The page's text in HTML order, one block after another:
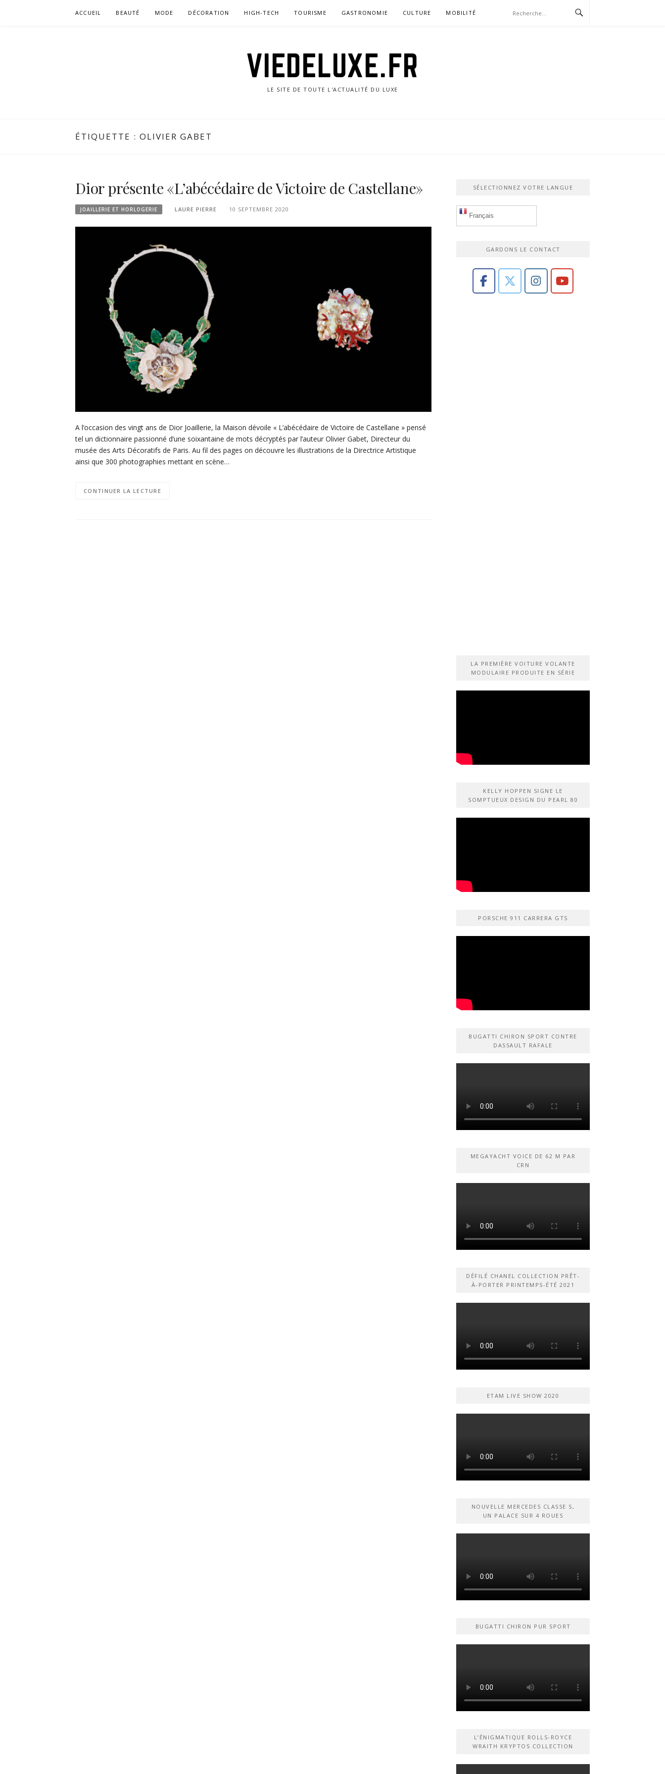
ACCUEIL BEAUTÉ MODE DÉCORATION HIGH-TECH TOURISME GASTRONOMIE CULTURE MOBILITÉ
VIEDELUXE.FR
LE SITE DE TOUTE L'ACTUALITÉ DU LUXE
ÉTIQUETTE : OLIVIER GABET
Dior présente «L’abécédaire de Victoire de Castellane»
JOAILLERIE ET HORLOGERIE LAURE PIERRE 10 SEPTEMBRE 2020
A l’occasion des vingt ans de Dior Joaillerie, la Maison dévoile « L’abécédaire de Victoire de Castellane » pensé
tel un dictionnaire passionné d’une soixantaine de mots décryptés par l’auteur Olivier Gabet, Directeur du
musée des Arts Décoratifs de Paris. Au fil des pages on découvre les illustrations de la Directrice Artistique
ainsi que 300 photographies mettant en scène…
CONTINUER LA LECTURE
SÉLECTIONNEZ VOTRE LANGUE
Français
GARDONS LE CONTACT
LA PREMIÈRE VOITURE VOLANTE
MODULAIRE PRODUITE EN SÉRIE
KELLY HOPPEN SIGNE LE
SOMPTUEUX DESIGN DU PEARL 80
PORSCHE 911 CARRERA GTS
BUGATTI CHIRON SPORT CONTRE
DASSAULT RAFALE
MEGAYACHT VOICE DE 62 M PAR
CRN
DÉFILÉ CHANEL COLLECTION PRÊT-
À-PORTER PRINTEMPS-ÉTÉ 2021
ETAM LIVE SHOW 2020
NOUVELLE MERCEDES CLASSE S,
UN PALACE SUR 4 ROUES
BUGATTI CHIRON PUR SPORT
L’ÉNIGMATIQUE ROLLS-ROYCE
WRAITH KRYPTOS COLLECTION